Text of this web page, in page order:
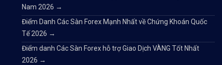
Nam 2026 →
Điểm Danh Các Sàn Forex Mạnh Nhất về Chứng Khoán Quốc
Tế 2026 →
Điểm danh Các Sàn Forex hỗ trợ Giao Dịch VÀNG Tốt Nhất
2026 →